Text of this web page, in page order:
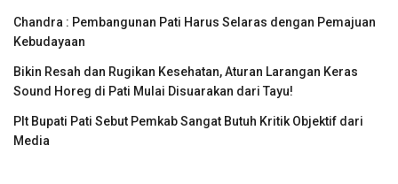
Chandra : Pembangunan Pati Harus Selaras dengan Pemajuan
Kebudayaan
Bikin Resah dan Rugikan Kesehatan, Aturan Larangan Keras
Sound Horeg di Pati Mulai Disuarakan dari Tayu!
Plt Bupati Pati Sebut Pemkab Sangat Butuh Kritik Objektif dari
Media